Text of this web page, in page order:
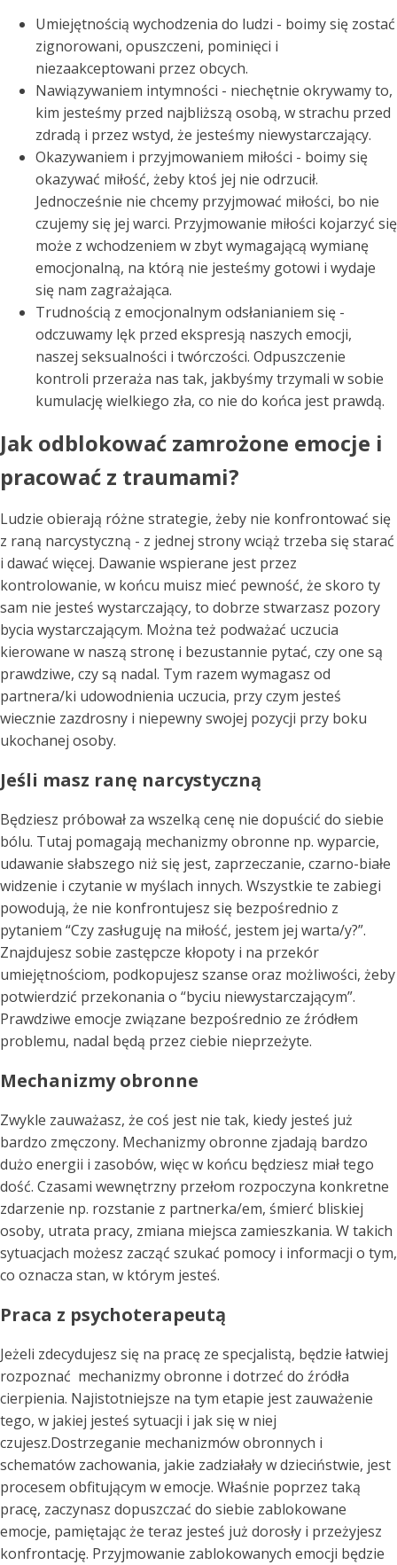
Umiejętnością wychodzenia do ludzi - boimy się zostać
zignorowani, opuszczeni, pominięci i
niezaakceptowani przez obcych.
Nawiązywaniem intymności - niechętnie okrywamy to,
kim jesteśmy przed najbliższą osobą, w strachu przed
zdradą i przez wstyd, że jesteśmy niewystarczający.
Okazywaniem i przyjmowaniem miłości - boimy się
okazywać miłość, żeby ktoś jej nie odrzucił.
Jednocześnie nie chcemy przyjmować miłości, bo nie
czujemy się jej warci. Przyjmowanie miłości kojarzyć się
może z wchodzeniem w zbyt wymagającą wymianę
emocjonalną, na którą nie jesteśmy gotowi i wydaje
się nam zagrażająca.
Trudnością z emocjonalnym odsłanianiem się -
odczuwamy lęk przed ekspresją naszych emocji,
naszej seksualności i twórczości. Odpuszczenie
kontroli przeraża nas tak, jakbyśmy trzymali w sobie
kumulację wielkiego zła, co nie do końca jest prawdą.
Jak odblokować zamrożone emocje i
pracować z traumami?
Ludzie obierają różne strategie, żeby nie konfrontować się
z raną narcystyczną - z jednej strony wciąż trzeba się starać
i dawać więcej. Dawanie wspierane jest przez
kontrolowanie, w końcu muisz mieć pewność, że skoro ty
sam nie jesteś wystarczający, to dobrze stwarzasz pozory
bycia wystarczającym. Można też podważać uczucia
kierowane w naszą stronę i bezustannie pytać, czy one są
prawdziwe, czy są nadal. Tym razem wymagasz od
partnera/ki udowodnienia uczucia, przy czym jesteś
wiecznie zazdrosny i niepewny swojej pozycji przy boku
ukochanej osoby.
Jeśli masz ranę narcystyczną
Będziesz próbował za wszelką cenę nie dopuścić do siebie
bólu. Tutaj pomagają mechanizmy obronne np. wyparcie,
udawanie słabszego niż się jest, zaprzeczanie, czarno-białe
widzenie i czytanie w myślach innych. Wszystkie te zabiegi
powodują, że nie konfrontujesz się bezpośrednio z
pytaniem “Czy zasługuję na miłość, jestem jej warta/y?”.
Znajdujesz sobie zastępcze kłopoty i na przekór
umiejętnościom, podkopujesz szanse oraz możliwości, żeby
potwierdzić przekonania o “byciu niewystarczającym”.
Prawdziwe emocje związane bezpośrednio ze źródłem
problemu, nadal będą przez ciebie nieprzeżyte.
Mechanizmy obronne
Zwykle zauważasz, że coś jest nie tak, kiedy jesteś już
bardzo zmęczony. Mechanizmy obronne zjadają bardzo
dużo energii i zasobów, więc w końcu będziesz miał tego
dość. Czasami wewnętrzny przełom rozpoczyna konkretne
zdarzenie np. rozstanie z partnerka/em, śmierć bliskiej
osoby, utrata pracy, zmiana miejsca zamieszkania. W takich
sytuacjach możesz zacząć szukać pomocy i informacji o tym,
co oznacza stan, w którym jesteś.
Praca z psychoterapeutą
Jeżeli zdecydujesz się na pracę ze specjalistą, będzie łatwiej
rozpoznać mechanizmy obronne i dotrzeć do źródła
cierpienia. Najistotniejsze na tym etapie jest zauważenie
tego, w jakiej jesteś sytuacji i jak się w niej
czujesz.Dostrzeganie mechanizmów obronnych i
schematów zachowania, jakie zadziałały w dzieciństwie, jest
procesem obfitującym w emocje. Właśnie poprzez taką
pracę, zaczynasz dopuszczać do siebie zablokowane
emocje, pamiętając że teraz jesteś już dorosły i przeżyjesz
konfrontację. Przyjmowanie zablokowanych emocji będzie